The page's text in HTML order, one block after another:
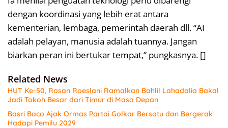
dengan koordinasi yang lebih erat antara
kementerian, lembaga, pemerintah daerah dll. “AI
adalah pelayan, manusia adalah tuannya. Jangan
biarkan peran ini bertukar tempat,” pungkasnya. []
Related News
HUT Ke-50, Rosan Roeslani Ramalkan Bahlil Lahadalia Bakal
Jadi Tokoh Besar dari Timur di Masa Depan
Basri Baco Ajak Ormas Partai Golkar Bersatu dan Bergerak
Hadapi Pemilu 2029